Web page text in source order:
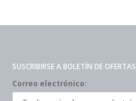
SUSCRIBIRSE A BOLETÍN DE OFERTAS
Correo electrónico: